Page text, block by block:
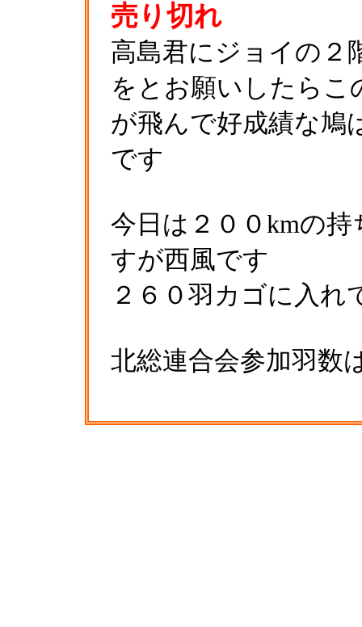
売り切れ
高島君にジョイの２
をとお願いしたら
が飛んで好成績な鳩
です
今日は２００kmの
すが西風です
２６０羽カゴに入
北総連合会参加羽数